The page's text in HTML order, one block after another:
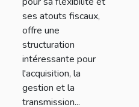
ses atouts fiscaux,
offre une
structuration
intéressante pour
l'acquisition, la
gestion et la
transmission...